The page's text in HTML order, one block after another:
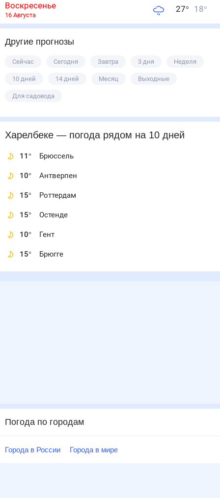
Воскресенье
16 Августа
27° 18°
Другие прогнозы
Сейчас Сегодня Завтра 3 дня Неделя
10 дней 14 дней Месяц Выходные
Для садовода
Харелбеке — погода рядом на 10 дней
11° Брюссель
10° Антверпен
15° Роттердам
15° Остенде
10° Гент
15° Брюгге
Погода по городам
Города в России Города в мире